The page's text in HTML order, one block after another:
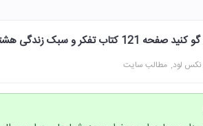
کتاب تفکر و سبک زندگی هشتم
نکس لود مطالب سایت